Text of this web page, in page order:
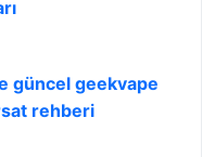
güncel geekvape
rehberi